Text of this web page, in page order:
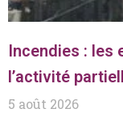
Incendies : les
l’activité
5 août 2026